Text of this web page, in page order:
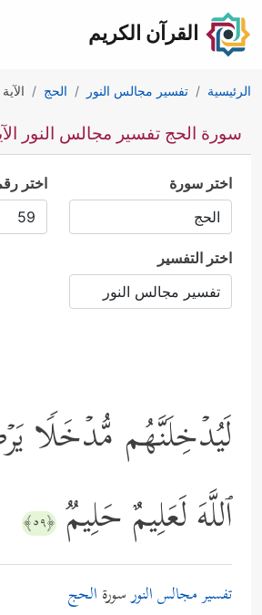
القرآن الكريم
الرئيسية تفسير مجالس النور الحج الآية 59
سورة الحج تفسير مجالس النور الآية
اختر سورة اختر
اختر التفسير
لَیُدۡخِلَنَّهُم مُّدۡخَلࣰا
ٱللَّهَ لَعَلِیمٌ حَلِیمࣱ ﴿٥٩﴾
تفسير مجالس النورسورة الحج